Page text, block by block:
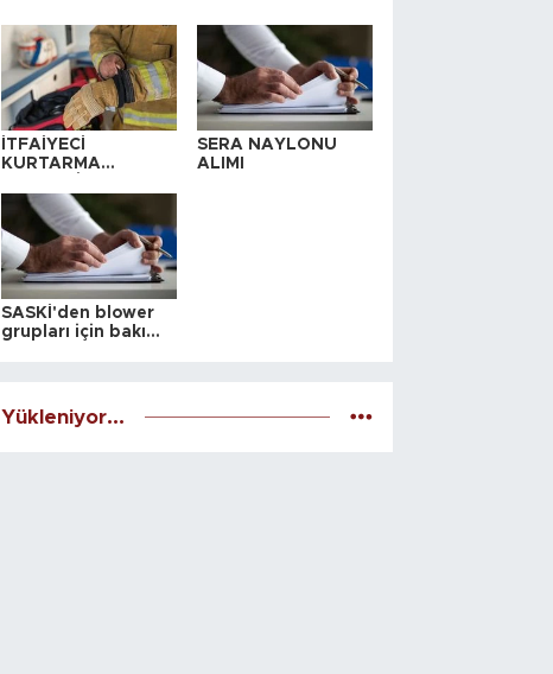
İTFAİYECİ
KURTARMA
ALINACAKTIR
SERA NAYLONU
ALIMI
SASKİ'den blower
grupları için bakım
Yükleniyor...